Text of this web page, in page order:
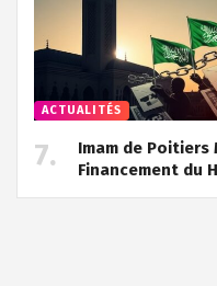
ACTUALITÉS
Imam de Poitiers
Financement du